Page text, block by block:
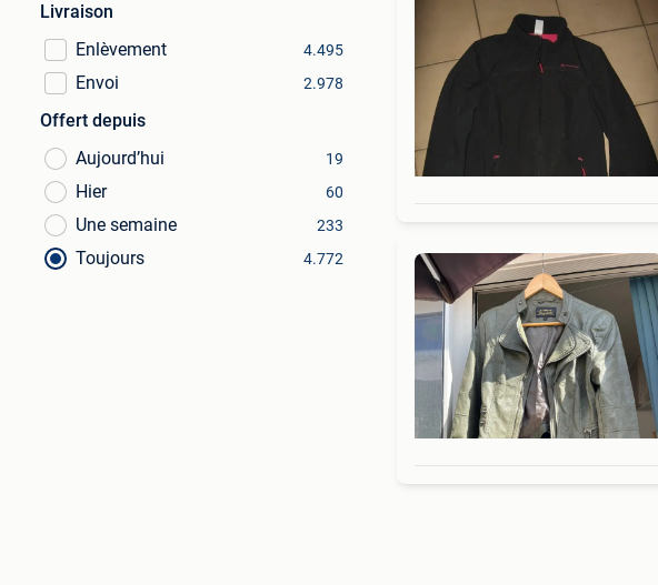
Livraison
Enlèvement
4.495
Envoi 2.978
Offert depuis
Aujourd’hui
19
Hier 60
Une semaine 233
Toujours 4.772